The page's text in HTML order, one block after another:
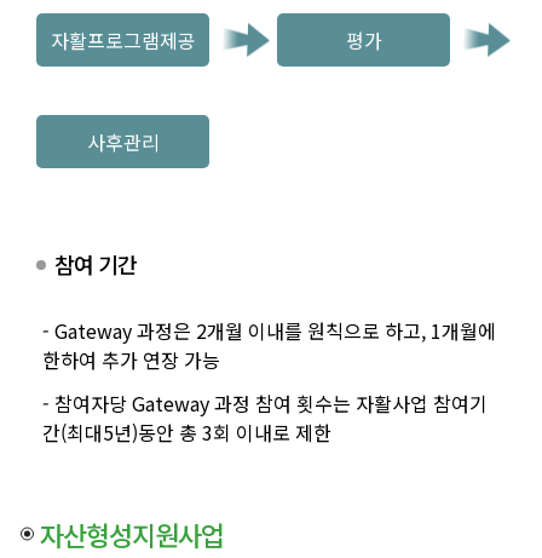
자활프로그램제공 평가
사후관리
참여 기간
- Gateway 과정은 2개월 이내를 원칙으로 하고, 1개월에
한하여 추가 연장 가능
- 참여자당 Gateway 과정 참여 횟수는 자활사업 참여기
간(최대5년)동안 총 3회 이내로 제한
자산형성지원사업